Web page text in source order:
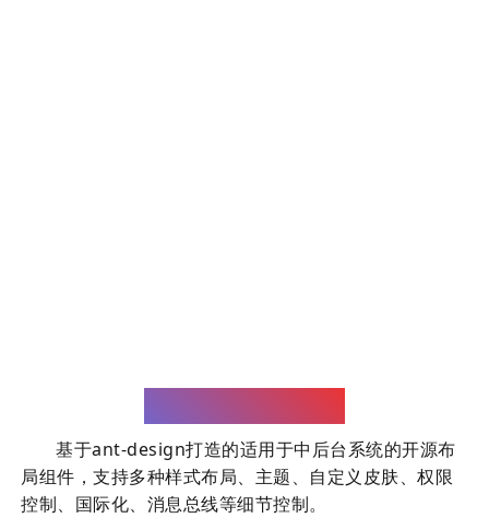
基于ant-design打造的适用于中后台系统的开源布
局组件，支持多种样式布局、主题、自定义皮肤、权限
控制、国际化、消息总线等细节控制。